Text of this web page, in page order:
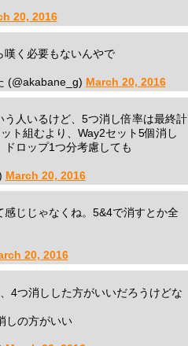
20, 2016
嘆く必要もないんやで
(@akabane_g) March 20, 2016
う人いるけど、5つ消し倍率は最終計
ト組むより、Way2セット5個消し
ドロップ1つ分考慮しても
March 20, 2016
感じじゃなくね。5&4で消すとか全
20, 2016
4つ消しした方がいいだろうけどな
しの方がいい